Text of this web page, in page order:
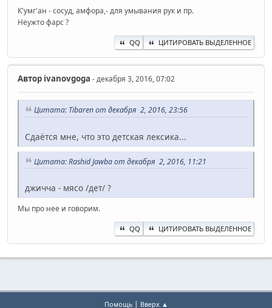
К'умг'ан - сосуд, амфора,- для умывания рук и пр.
Неужто фарс ?
QQ ЦИТИРОВАТЬ ВЫДЕЛЕННОЕ
Автор ivanovgoga - декабря 3, 2016, 07:02
Цитата: Tibaren от декабря 2, 2016, 23:56
Сдаётся мне, что это детская лексика...
Цитата: Rashid Jawba от декабря 2, 2016, 11:21
джичча - мясо /дет/ ?
Мы про нее и говорим.
QQ ЦИТИРОВАТЬ ВЫДЕЛЕННОЕ
Помощь| Вверх ▲